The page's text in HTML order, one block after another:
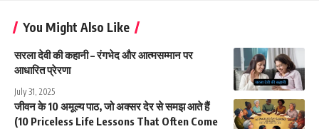
You Might Also Like
सरला देवी की कहानी – रंगभेद और आत्मसम्मान पर
आधारित प्रेरणा
July 31, 2025
जीवन के 10 अमूल्य पाठ, जो अक्सर देर से समझ आते हैं
(10 Priceless Life Lessons That Often Come